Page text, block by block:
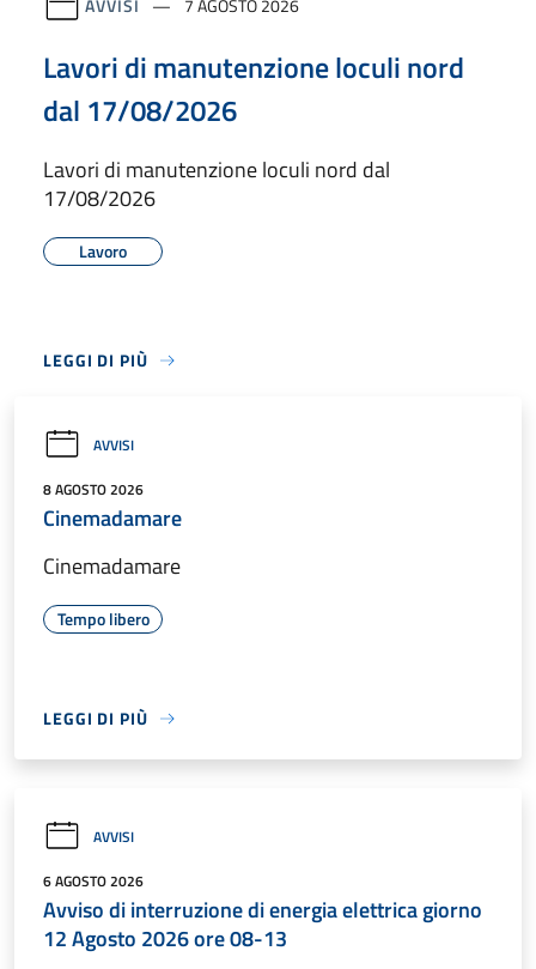
Lavori di manutenzione loculi nord
dal 17/08/2026
Lavori di manutenzione loculi nord dal
17/08/2026
Lavoro
LEGGI DI PIÙ
AVVISI
8 AGOSTO 2026
Cinemadamare
Cinemadamare
Tempo libero
LEGGI DI PIÙ
AVVISI
6 AGOSTO 2026
Avviso di interruzione di energia elettrica giorno
12 Agosto 2026 ore 08-13